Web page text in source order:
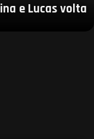
e Lucas volta